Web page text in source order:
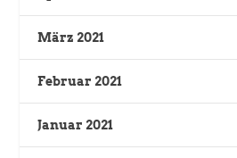
März 2021
Februar 2021
Januar 2021